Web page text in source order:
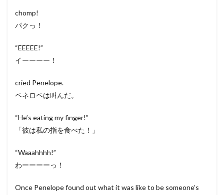
chomp!
パクっ！
“EEEEE!”
イーーーー！
cried Penelope.
ペネロペは叫んだ。
“He’s eating my finger!”
「彼は私の指を食べた！」
“Waaahhhh!”
わーーーーっ！
Once Penelope found out what it was like to be someone’s